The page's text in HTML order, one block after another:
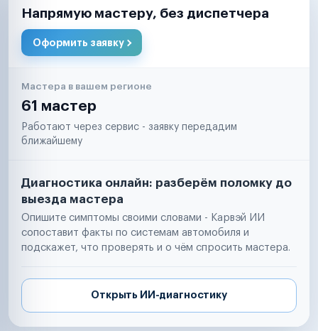
Напрямую мастеру, без диспетчера
Оформить заявку
Мастера в вашем регионе
61 мастер
Работают через сервис - заявку передадим
ближайшему
Диагностика онлайн: разберём поломку до
выезда мастера
Опишите симптомы своими словами - Карвэй ИИ
сопоставит факты по системам автомобиля и
подскажет, что проверять и о чём спросить мастера.
Открыть ИИ-диагностику